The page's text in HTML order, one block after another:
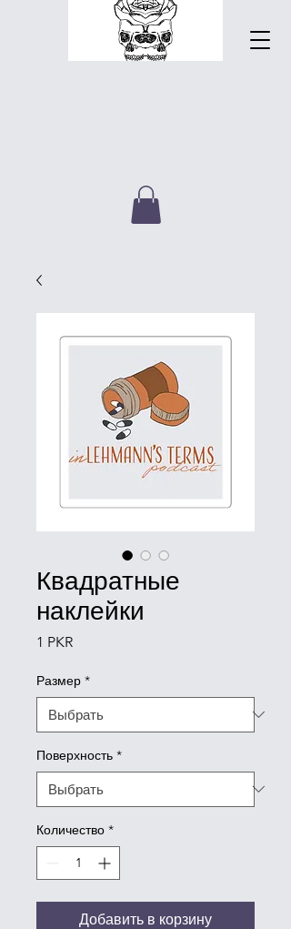
Квадратные
наклейки
1 PKRЦена
Размер *
Поверхность *
Количество *
Добавить в корзину